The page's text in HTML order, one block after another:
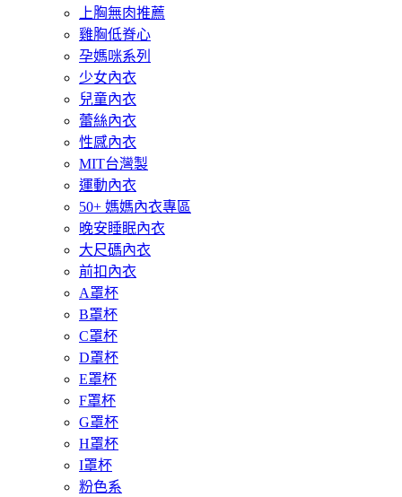
上胸無肉推薦
雞胸低脊心
孕媽咪系列
少女內衣
兒童內衣
蕾絲內衣
性感內衣
MIT台灣製
運動內衣
50+ 媽媽內衣專區
晚安睡眠內衣
大尺碼內衣
前扣內衣
A罩杯
B罩杯
C罩杯
D罩杯
E罩杯
F罩杯
G罩杯
H罩杯
I罩杯
粉色系